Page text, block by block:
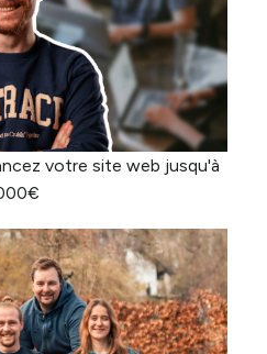
votre site web jusqu'à